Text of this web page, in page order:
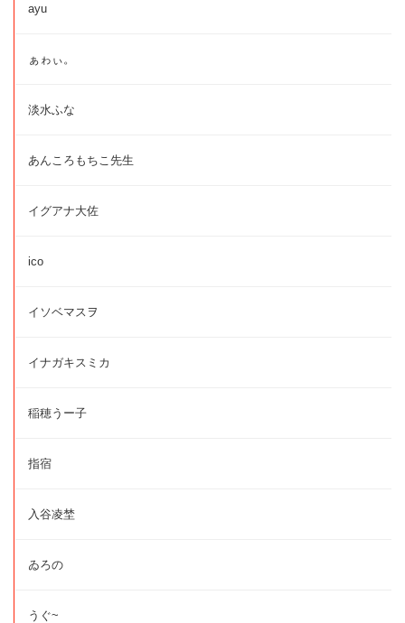
ayu
ぁゎぃ。
淡水ふな
あんころもちこ先生
イグアナ大佐
ico
イソベマスヲ
イナガキスミカ
稲穂うー子
指宿
入谷凌埜
ゐろの
うぐ~